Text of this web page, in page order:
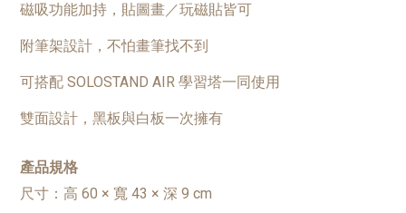
磁吸功能加持，貼圖畫／玩磁貼皆可
附筆架設計，不怕畫筆找不到
可搭配 SOLOSTAND AIR 學習塔一同使用
雙面設計，黑板與白板一次擁有
產品規格
尺寸：高 60 × 寬 43 × 深 9 cm